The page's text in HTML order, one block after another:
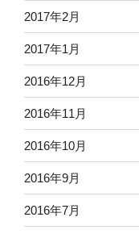
2017年2月
2017年1月
2016年12月
2016年11月
2016年10月
2016年9月
2016年7月